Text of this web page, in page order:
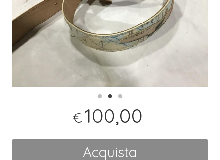
€ 100,00
Acquista